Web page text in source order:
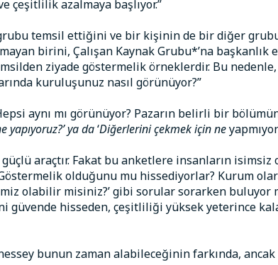
çeşitlilik azalmaya başlıyor.”
temsil ettiğini ve bir kişinin de bir diğer
birini, Çalışan Kaynak Grubu*’na
ziyade göstermelik örneklerdir. Bu
kuruluşunuz nasıl görünüyor?”
aynı mı görünüyor? Pazarın belirli bir
ya da‘Diğerlerini çekmek için ne
araçtır. Fakat bu anketlere insanların isimsiz
olduğunu mu hissediyorlar? Kurum
olabilir misiniz?’ gibi sorular sorarken buluyor
güvende hisseden, çeşitliliği yüksek yeterince
bunun zaman alabileceğinin farkında,